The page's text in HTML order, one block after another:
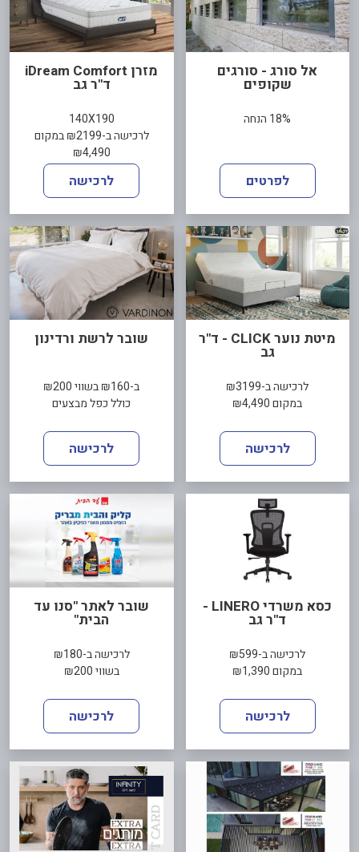
אל סורג - סורגים
שקופים
18% הנחה
לפרטים
מזרן iDream Comfort
ד"ר גב
140X190
לרכישה ב-₪2199 במקום
₪4,490
לרכישה
מיטת נוער CLICK - ד"ר
גב
לרכישה ב-₪3199
במקום ₪4,490
לרכישה
שובר לרשת ורדינון
ב-₪160 בשווי ₪200
כולל כפל מבצעים
לרכישה
כסא משרדי LINERO -
ד"ר גב
לרכישה ב-₪599
במקום ₪1,390
לרכישה
שובר לאתר "סנו עד
הבית"
לרכישה ב-₪180
בשווי ₪200
לרכישה